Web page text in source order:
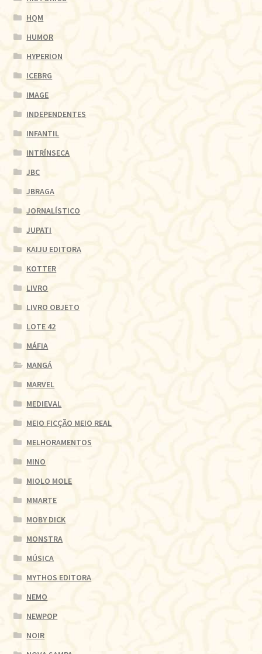
HQM
HUMOR
HYPERION
ICEBRG
IMAGE
INDEPENDENTES
INFANTIL
INTRÍNSECA
JBC
JBRAGA
JORNALÍSTICO
JUPATI
KAIJU EDITORA
KOTTER
LIVRO
LIVRO OBJETO
LOTE 42
MÁFIA
MANGÁ
MARVEL
MEDIEVAL
MEIO FICÇÃO MEIO REAL
MELHORAMENTOS
MINO
MIOLO MOLE
MMARTE
MOBY DICK
MONSTRA
MÚSICA
MYTHOS EDITORA
NEMO
NEWPOP
NOIR